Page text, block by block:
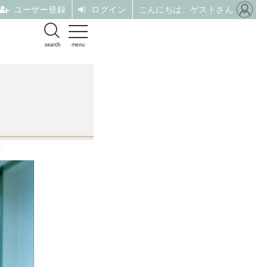
menu
search
ユーザー登録 ログイン こんにちは、ゲストさん